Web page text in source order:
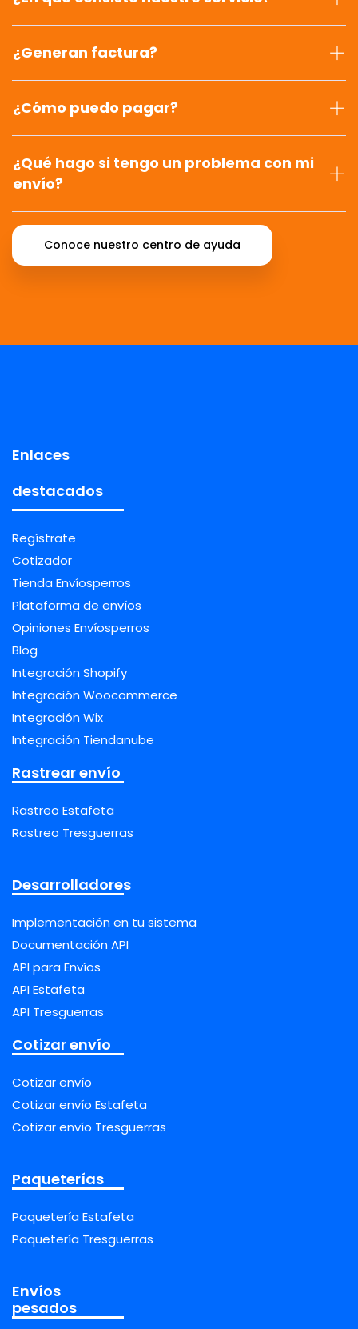
¿Generan factura?
¿Cómo puedo pagar?
¿Qué hago si tengo un problema con mi
envío?
Conoce nuestro centro de ayuda
Enlaces
destacados
Regístrate
Cotizador
Tienda Envíosperros
Plataforma de envíos
Opiniones Envíosperros
Blog
Integración Shopify
Integración Woocommerce
Integración Wix
Integración Tiendanube
Rastrear envío
Rastreo Estafeta
Rastreo Tresguerras
Desarrolladores
Implementación en tu sistema
Documentación API
API para Envíos
API Estafeta
API Tresguerras
Cotizar envío
Cotizar envío
Cotizar envío Estafeta
Cotizar envío Tresguerras
Paqueterías
Paquetería Estafeta
Paquetería Tresguerras
Envíos
pesados